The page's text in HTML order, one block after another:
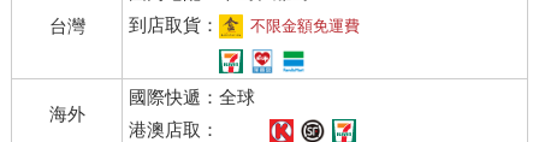
椽上，綿羊和牛躺臥在豬群後面開始反芻。拳擊手和三葉草，這
兩匹負責拉貨的馬偕伴而來，他們腳步很慢，小心翼翼放下毛茸
茸的巨大蹄子，生怕踩到藏在麥稈堆裡的小動物。三葉草是匹慈
愛的母馬，已近中年的她身材豐腴，生過四隻小馬後再也沒恢復
少女時的體態。拳擊手則是一頭重量級巨獸，身高近十八個掌寬
台灣
到店取貨：
不限金額免運費
海外
國際快遞：全球
港澳店取：